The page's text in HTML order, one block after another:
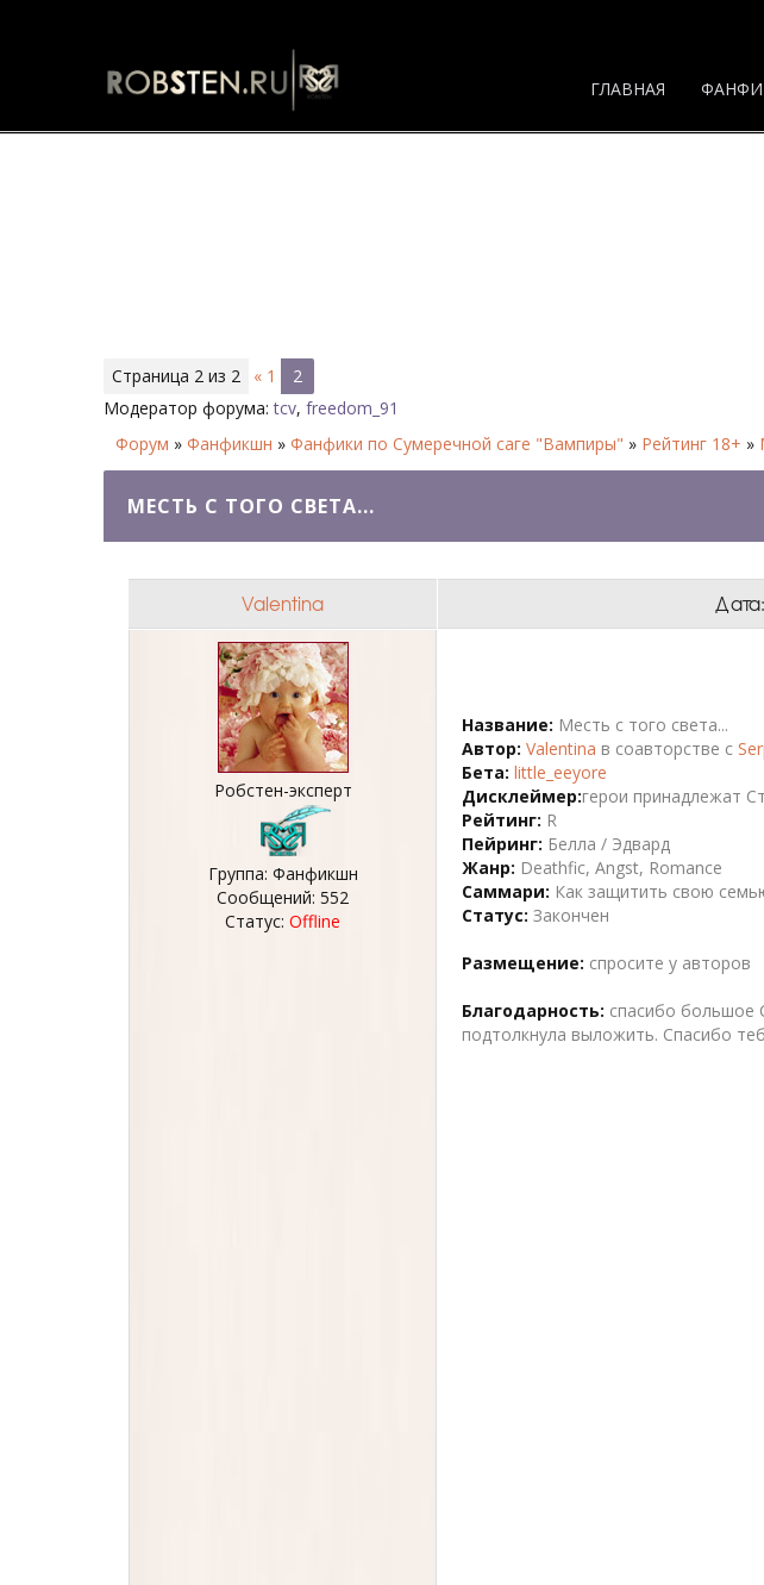
ГЛАВНАЯ
Страница 2 из 2 « 1
2
Модератор форума:tcv, freedom_91
Форум » Фанфикшн » Фанфики по Сумеречной саге "Вампиры" » Рейтинг 18+ »
МЕСТЬ С ТОГО СВЕТА...
Valentina
Робстен-эксперт
Группа: Фанфикшн
Сообщений: 552
Статус: Offline
Название: Месть с того света...
Автор: Valentina в соавторстве с
Бета: little_eeyore
Дисклеймер:герои принадлежат
Рейтинг: R
Пейринг: Белла / Эдвард
Жанр: Deathfic, Angst, Romance
Саммари: Как защитить свою
Статус: Закончен
Размещение: спросите у авторов
Благодарность: спасибо большое
подтолкнула выложить. Спасибо